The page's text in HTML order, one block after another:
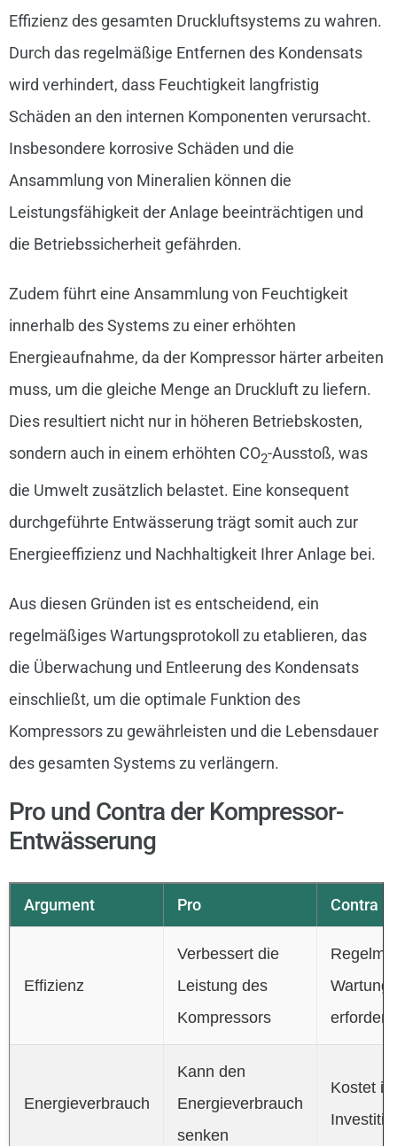
Effizienz des gesamten Druckluftsystems zu wahren.
Durch das regelmäßige Entfernen des Kondensats
wird verhindert, dass Feuchtigkeit langfristig
Schäden an den internen Komponenten verursacht.
Insbesondere korrosive Schäden und die
Ansammlung von Mineralien können die
Leistungsfähigkeit der Anlage beeinträchtigen und
die Betriebssicherheit gefährden.
Zudem führt eine Ansammlung von Feuchtigkeit
innerhalb des Systems zu einer erhöhten
Energieaufnahme, da der Kompressor härter arbeiten
muss, um die gleiche Menge an Druckluft zu liefern.
Dies resultiert nicht nur in höheren Betriebskosten,
sondern auch in einem erhöhten CO2-Ausstoß, was
die Umwelt zusätzlich belastet. Eine konsequent
durchgeführte Entwässerung trägt somit auch zur
Energieeffizienz und Nachhaltigkeit Ihrer Anlage bei.
Aus diesen Gründen ist es entscheidend, ein
regelmäßiges Wartungsprotokoll zu etablieren, das
die Überwachung und Entleerung des Kondensats
einschließt, um die optimale Funktion des
Kompressors zu gewährleisten und die Lebensdauer
des gesamten Systems zu verlängern.
Pro und Contra der Kompressor-
Entwässerung
Argument Pro Contra
Effizienz
Verbessert die
Leistung des
Kompressors
Wartung
Energieverbrauch
Kann den
Energieverbrauch
senken
Kostet